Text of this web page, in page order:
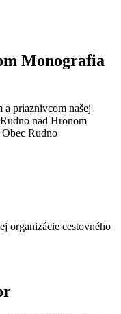
Monografia
a priaznivcom našej
nad Hronom
Rudno
organizácie cestovného